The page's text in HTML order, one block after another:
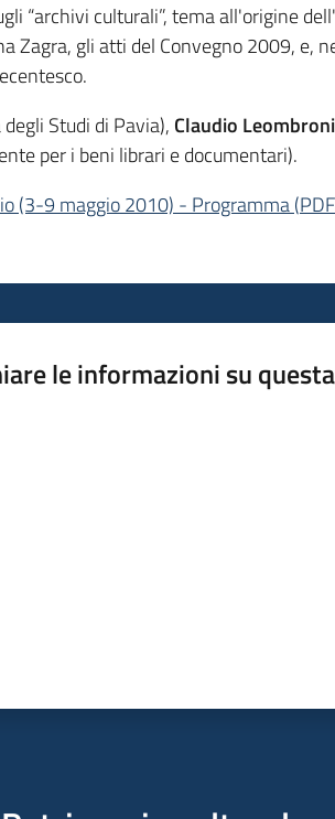
“archivi culturali”, tema all'origine
Zagra, gli atti del Convegno 2009, e,
Studi di Pavia), Claudio Leombroni
per i beni librari e documentari).
(3-9 maggio 2010) - Programma(PDF
le informazioni su questa